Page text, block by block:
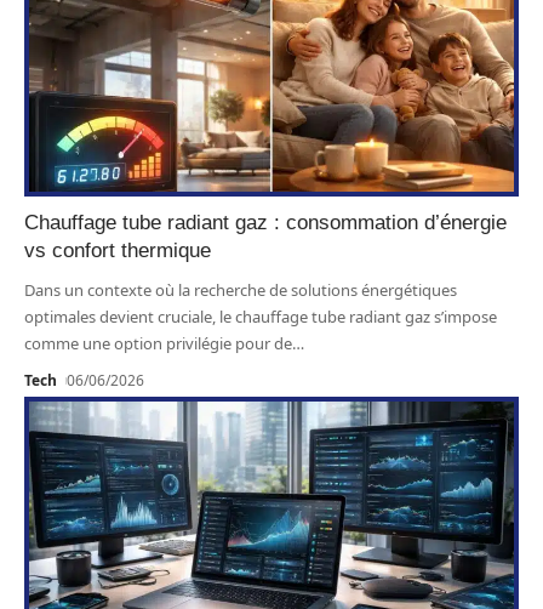
Chauffage tube radiant gaz : consommation d’énergie
vs confort thermique
Dans un contexte où la recherche de solutions énergétiques
optimales devient cruciale, le chauffage tube radiant gaz s’impose
comme une option privilégie pour de…
Tech 06/06/2026